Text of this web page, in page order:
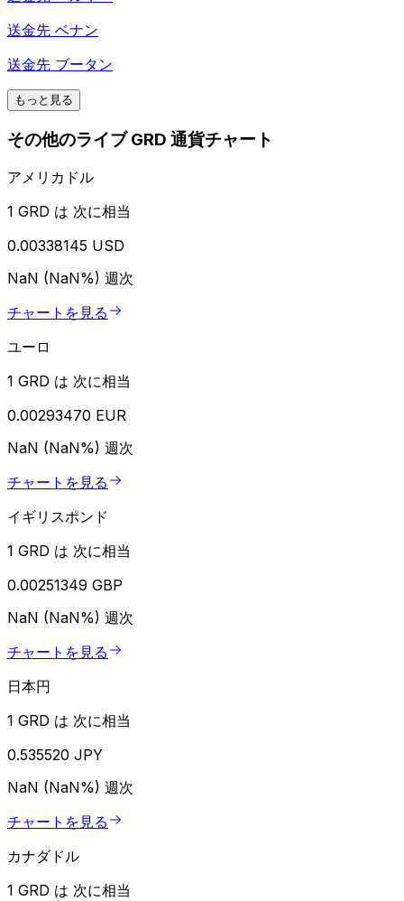
送金先 ベナン
送金先 ブータン
もっと見る
その他のライブ GRD 通貨チャート
アメリカドル
1 GRD は 次に相当
0.00338145 USD
NaN (NaN%) 週次
チャートを見る
ユーロ
1 GRD は 次に相当
0.00293470 EUR
NaN (NaN%) 週次
チャートを見る
イギリスポンド
1 GRD は 次に相当
0.00251349 GBP
NaN (NaN%) 週次
チャートを見る
日本円
1 GRD は 次に相当
0.535520 JPY
NaN (NaN%) 週次
チャートを見る
カナダドル
1 GRD は 次に相当